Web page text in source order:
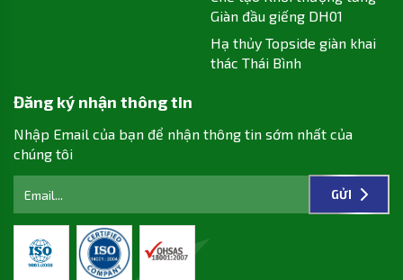
Giàn đầu giếng DH01
Hạ thủy Topside giàn khai
thác Thái Bình
Đăng ký nhận thông tin
Nhập Email của bạn để nhận thông tin sớm nhất của
chúng tôi
GỬI